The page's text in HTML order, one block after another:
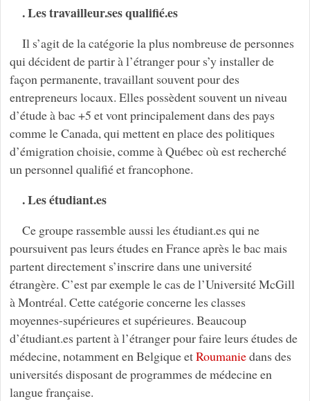
. Les travailleur.ses qualifié.es
Il s’agit de la catégorie la plus nombreuse de personnes
qui décident de partir à l’étranger pour s’y installer de
façon permanente, travaillant souvent pour des
entrepreneurs locaux. Elles possèdent souvent un niveau
d’étude à bac +5 et vont principalement dans des pays
comme le Canada, qui mettent en place des politiques
d’émigration choisie, comme à Québec où est recherché
un personnel qualifié et francophone.
. Les étudiant.es
Ce groupe rassemble aussi les étudiant.es qui ne
poursuivent pas leurs études en France après le bac mais
partent directement s’inscrire dans une université
étrangère. C’est par exemple le cas de l’Université McGill
à Montréal. Cette catégorie concerne les classes
moyennes-supérieures et supérieures. Beaucoup
d’étudiant.es partent à l’étranger pour faire leurs études de
médecine, notamment en Belgique etRoumaniedans des
universités disposant de programmes de médecine en
langue française.